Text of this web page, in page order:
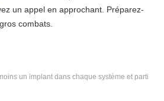
un appel en approchant. Préparez-
combats.
un implant dans chaque système et parti